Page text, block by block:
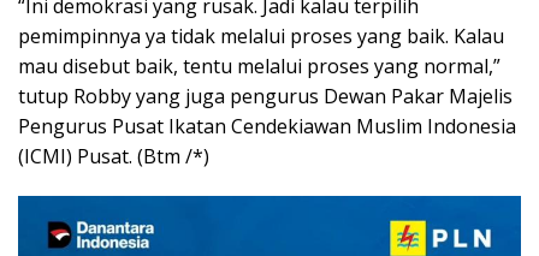
“Ini demokrasi yang rusak. Jadi kalau terpilih
pemimpinnya ya tidak melalui proses yang baik. Kalau
mau disebut baik, tentu melalui proses yang normal,”
tutup Robby yang juga pengurus Dewan Pakar Majelis
Pengurus Pusat Ikatan Cendekiawan Muslim Indonesia
(ICMI) Pusat. (Btm /*)